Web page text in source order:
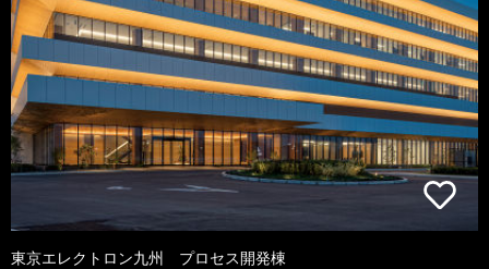
東京エレクトロン九州 プロセス開発棟